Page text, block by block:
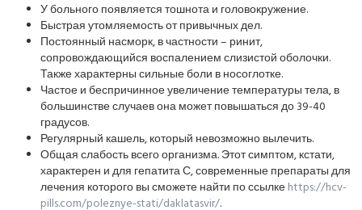
У больного появляется тошнота и головокружение.
Быстрая утомляемость от привычных дел.
Постоянный насморк, в частности – ринит,
сопровождающийся воспалением слизистой оболочки.
Также характерны сильные боли в носоглотке.
Частое и беспричинное увеличение температуры тела, в
большинстве случаев она может повышаться до 39-40
градусов.
Регулярный кашель, который невозможно вылечить.
Общая слабость всего организма. Этот симптом, кстати,
характерен и для гепатита С, современные препараты для
лечения которого вы сможете найти по ссылкеhttps://hcv-
pills.com/poleznye-stati/daklatasvir/.